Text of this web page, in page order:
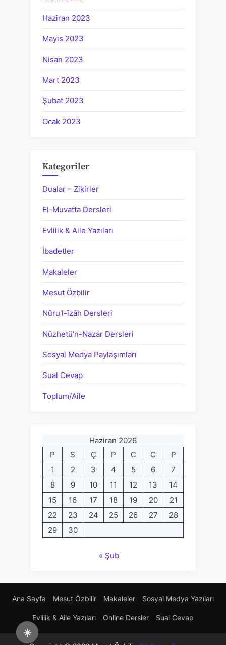
☀️
Haziran 2023
Mayıs 2023
Nisan 2023
Mart 2023
Şubat 2023
Ocak 2023
Kategoriler
Dualar – Zikirler
El-Muvatta Dersleri
Evlilik & Aile Yazıları
İbadetler
Makaleler
Mesut Özbilir
Nûru'l-îzâh Dersleri
Nüzhetü'n-Nazar Dersleri
Sosyal Medya Paylaşımları
Sual Cevap
Toplum/Aile
Haziran 2026
P
S Ç P C C
P
1
2 3 4 5 6
7
8
9 10 11 12 13
14
15
16 17 18 19 20
21
22
23 24 25 26 27
28
29
30
« Şub
Ana Sayfa Mesut Özbilir Makaleler Sosyal Medya Yazıları
Evlilik & Aile Yazıları Online Dersler Sual Cevap